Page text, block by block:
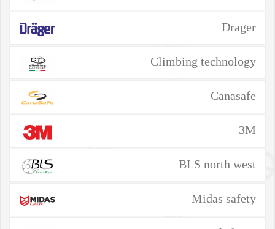
Drager
Climbing technology
Canasafe
3M
BLS north west
Midas safety